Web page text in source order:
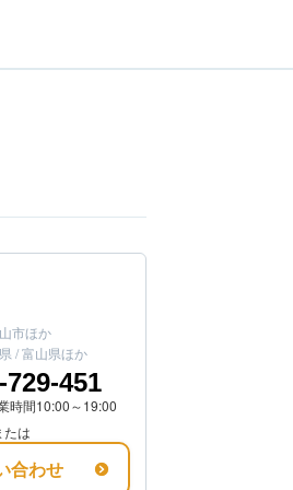
市ほか
/ 富山県ほか
729-451
時間10:00～19:00
たは
合わせ